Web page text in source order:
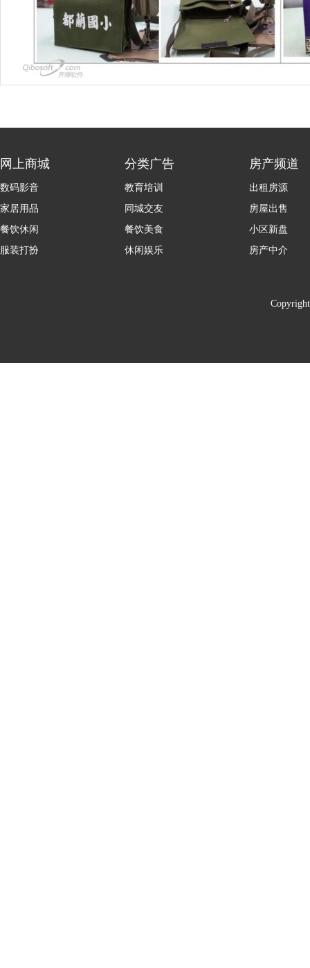
网上商城
数码影音
家居用品
餐饮休闲
服装打扮
分类广告
教育培训
同城交友
餐饮美食
休闲娱乐
房产频道
出租房源
房屋出售
小区新盘
房产中介